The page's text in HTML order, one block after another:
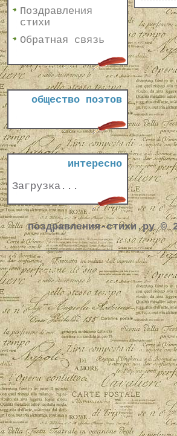
Поздравления
стихи
Обратная связь
общество поэтов
интересно
Загрузка...
поздравления-стихи.ру ©